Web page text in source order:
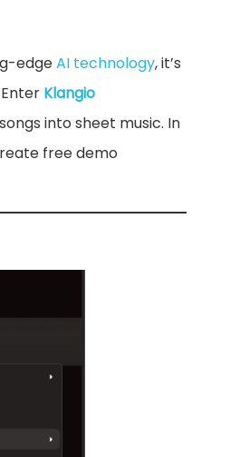
edgeAI technology, it’s
Klangio
into sheet music. In
free demo